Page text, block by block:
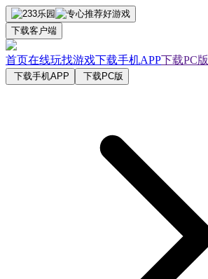
下载客户端
首页在线玩找游戏下载手机APP下载PC版
下载手机APP 下载PC版